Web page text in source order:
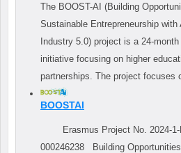
The BOOST-AI (Building
Sustainable Entrepreneurship
Industry 5.0) project is a 24-
initiative focusing on higher
partnerships. The project focuses
BOOSTAI
Erasmus Project No. 2024-1-
000246238 Building